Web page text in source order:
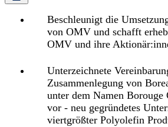
Beschleunigt die
von OMV und schafft
OMV und ihre
Unterzeichnete
Zusammenlegung von
unter dem Namen
vor - neu gegründetes
viertgrößter Polyolefin